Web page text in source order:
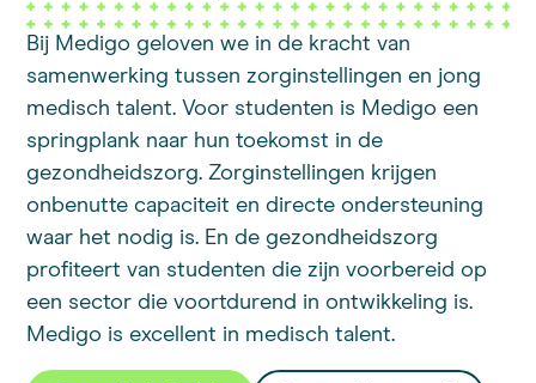
Bij Medigo geloven we in de kracht van
samenwerking tussen zorginstellingen en jong
medisch talent. Voor studenten is Medigo een
springplank naar hun toekomst in de
gezondheidszorg. Zorginstellingen krijgen
onbenutte capaciteit en directe ondersteuning
waar het nodig is. En de gezondheidszorg
profiteert van studenten die zijn voorbereid op
een sector die voortdurend in ontwikkeling is.
Medigo is excellent in medisch talent.